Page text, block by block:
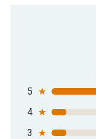
5 ★
4 ★
3
★